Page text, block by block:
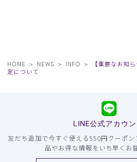
HOME NEWS INFO
【重要なお知
定について
LINE公式アカウン
友だち追加で今すぐ使える550円クーポ
品やお得な情報をいち早くお